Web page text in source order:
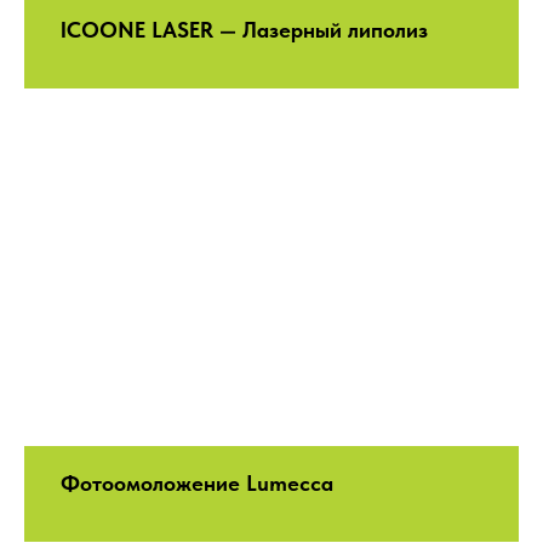
ICOONE LASER — Лазерный липолиз
Фотоомоложение Lumecca